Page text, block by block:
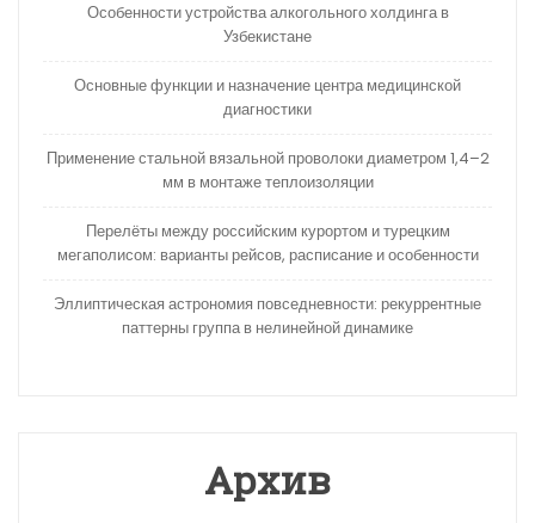
Особенности устройства алкогольного холдинга в
Узбекистане
Основные функции и назначение центра медицинской
диагностики
Применение стальной вязальной проволоки диаметром 1,4–2
мм в монтаже теплоизоляции
Перелёты между российским курортом и турецким
мегаполисом: варианты рейсов, расписание и особенности
Эллиптическая астрономия повседневности: рекуррентные
паттерны группа в нелинейной динамике
Архив